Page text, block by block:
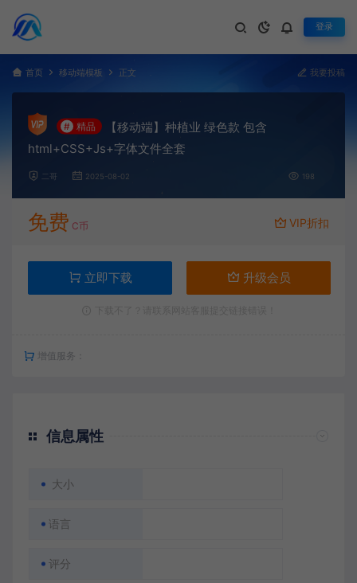
登录
首页 移动端模板 正文 我要投稿
# 精品
【移动端】种植业 绿色款 包含
html+CSS+Js+字体文件全套
二哥 2025-08-02 198
免费 C币 VIP折扣
立即下载 升级会员
增值服务：
信息属性
大小
语言
评分